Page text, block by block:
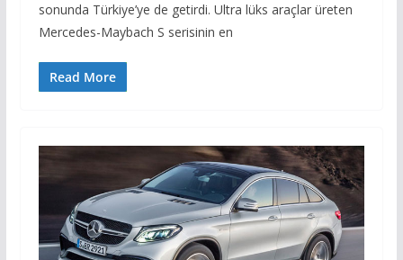
sonunda Türkiye’ye de getirdi. Ultra lüks araçlar üreten
Mercedes-Maybach S serisinin en
Read More